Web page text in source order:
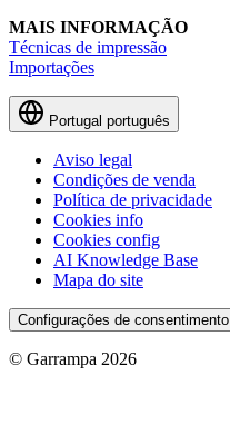
MAIS INFORMAÇÃO
Técnicas de impressão
Importações
Portugal português
Aviso legal
Condições de venda
Política de privacidade
Cookies info
Cookies config
AI Knowledge Base
Mapa do site
Configurações de consentimento
© Garrampa 2026